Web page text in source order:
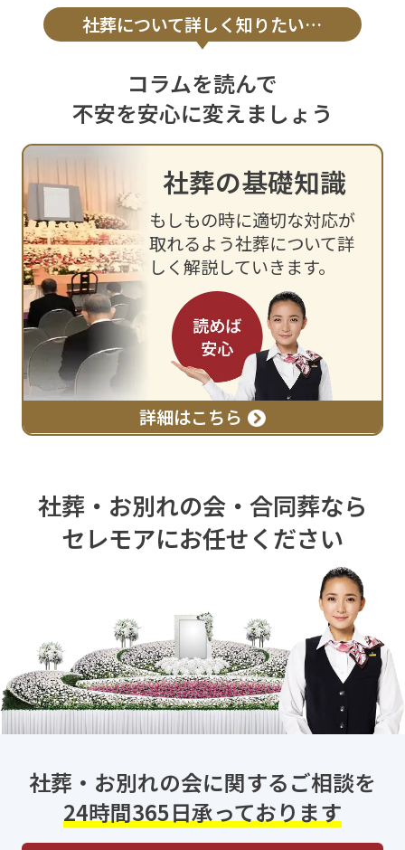
社葬について詳しく知りたい…
コラムを読んで
不安を安心に変えましょう
社葬の基礎知識
もしもの時に適切な対応が
取れるよう社葬について詳
しく解説していきます。
詳細はこちら
社葬・お別れの会・合同葬なら
セレモアにお任せください
社葬・お別れの会に関するご相談を
24時間365日承っております